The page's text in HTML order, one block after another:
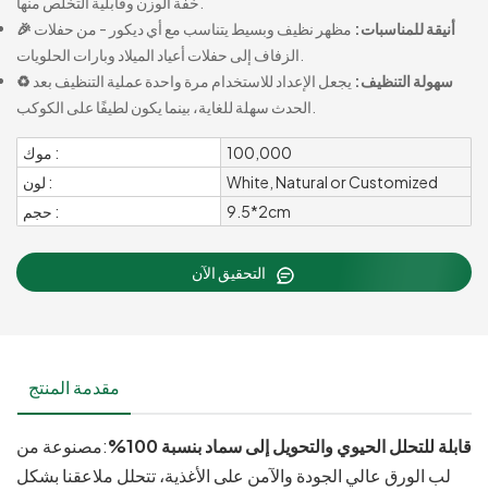
🎉 أنيقة للمناسبات: مظهر نظيف وبسيط يتناسب مع أي ديكور - من حفلات
♻️ سهولة التنظيف: يجعل الإعداد للاستخدام مرة واحدة عملية التنظيف بعد
موك :
100,000
لون :
White, Natural or Customized
حجم :
9.5*2cm
مقدمة المنتج
قابلة للتحلل الحيوي والتحويل إلى سماد بنسبة 100%
:مصنوعة من
لب الورق عالي الجودة والآمن على الأغذية، تتحلل ملاعقنا بشكل